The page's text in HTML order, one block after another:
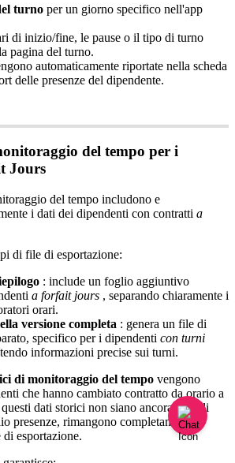
turno per un giorno specifico nell'app
di inizio/fine, le pause o il tipo di turno
pagina del turno.
automaticamente riportate nella scheda
delle presenze del dipendente.
del tempo per i
Jours
del tempo includono e
i dati dei dipendenti con contratti a
di file di esportazione:
: include un foglio aggiuntivo
a forfait jours , separando chiaramente i
orari.
versione completa : genera un file di
, specifico per i dipendenti con turni
informazioni precise sui turni.
di monitoraggio del tempo vengono
che hanno cambiato contratto da orario a
questi dati storici non siano ancora visibili
presenze, rimangono completamente
di esportazione.